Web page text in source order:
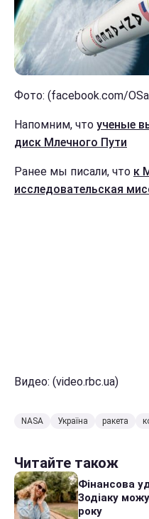
Фото: (facebook.com/
Напомним, что ученые
диск Млечного Пути
Ранее мы писали, что к
исследовательская
Видео: (video.rbc.ua)
NASA Україна ракета
Читайте також
Фінансова
Зодіаку
року